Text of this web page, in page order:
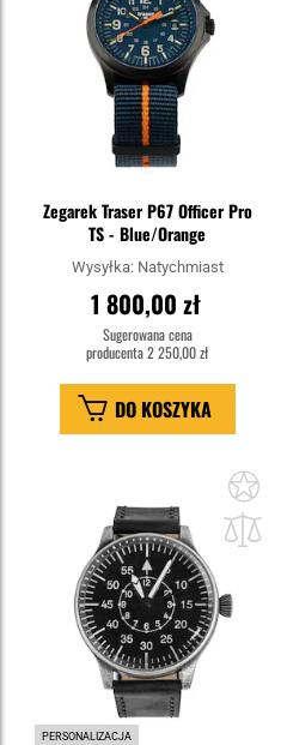
Zegarek Traser P67 Officer Pro
TS - Blue/Orange
Wysyłka: Natychmiast
1 800,00 zł
Sugerowana cena
producenta2 250,00 zł
DO KOSZYKA
do
PERSONALIZACJA